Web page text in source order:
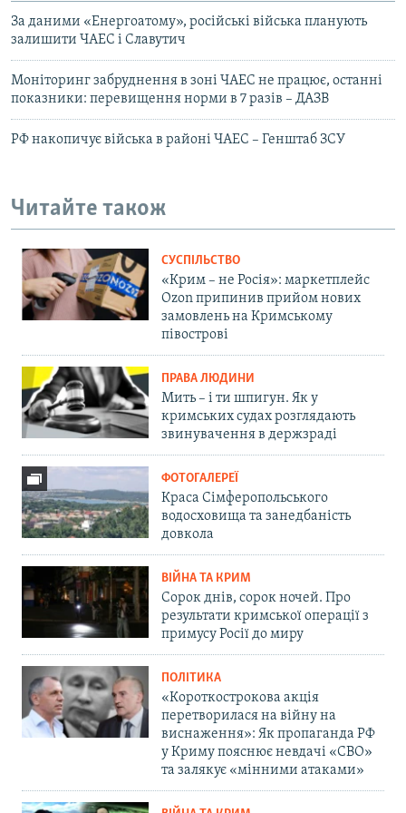
За даними «Енергоатому», російські війська планують
залишити ЧАЕС і Славутич
Моніторинг забруднення в зоні ЧАЕС не працює, останні
показники: перевищення норми в 7 разів – ДАЗВ
РФ накопичує війська в районі ЧАЕС – Генштаб ЗСУ
Читайте також
СУСПІЛЬСТВО
«Крим – не Росія»: маркетплейс
Ozon припинив прийом нових
замовлень на Кримському
півострові
ПРАВА ЛЮДИНИ
Мить – і ти шпигун. Як у
кримських судах розглядають
звинувачення в держзраді
ФОТОГАЛЕРЕЇ
Краса Сімферопольського
водосховища та занедбаність
довкола
ВІЙНА ТА КРИМ
Сорок днів, сорок ночей. Про
результати кримської операції з
примусу Росії до миру
ПОЛІТИКА
«Короткострокова акція
перетворилася на війну на
виснаження»: Як пропаганда РФ
у Криму пояснює невдачі «СВО»
та залякує «мінними атаками»